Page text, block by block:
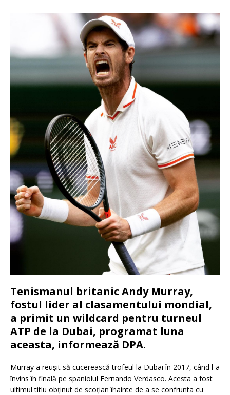
Tenismanul britanic Andy Murray,
fostul lider al clasamentului mondial,
a primit un wildcard pentru turneul
ATP de la Dubai, programat luna
aceasta, informează DPA.
Murray a reuşit să cucerească trofeul la Dubai în 2017, când l-a
învins în finală pe spaniolul Fernando Verdasco. Acesta a fost
ultimul titlu obţinut de scoţian înainte de a se confrunta cu